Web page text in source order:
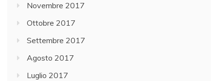
Novembre 2017
Ottobre 2017
Settembre 2017
Agosto 2017
Luglio 2017